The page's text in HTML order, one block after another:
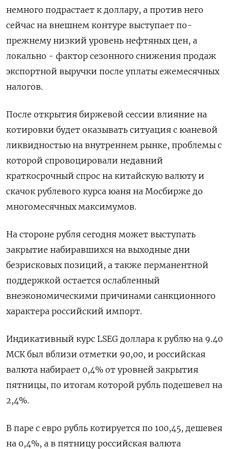
немного подрастает к доллару, а против него
сейчас на внешнем контуре выступает по-
прежнему низкий уровень нефтяных цен, а
локально - фактор сезонного снижения продаж
экспортной выручки после уплаты ежемесячных
налогов.
После открытия биржевой сессии влияние на
котировки будет оказывать ситуация с юаневой
ликвидностью на внутреннем рынке, проблемы с
которой спровоцировали недавний
краткосрочный спрос на китайскую валюту и
скачок рублевого курса юаня на Мосбирже до
многомесячных максимумов.
На стороне рубля сегодня может выступать
закрытие набиравшихся на выходные дни
безрисковых позиций, а также перманентной
поддержкой остается ослабленный
внеэкономическими причинами санкционного
характера российский импорт.
Индикативный курс LSEG доллара к рублю на 9.40
МСК был вблизи отметки 90,00, и российская
валюта набирает 0,4% от уровней закрытия
пятницы, по итогам которой рубль подешевел на
2,4%.
В паре с евро рубль котируется по 100,45, дешевея
на 0,4%, а в пятницу российская валюта